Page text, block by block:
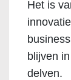
Het is
blijven
delven.